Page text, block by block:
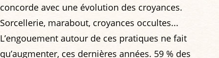
concorde avec une évolution des croyances.
Sorcellerie, marabout, croyances occultes...
L’engouement autour de ces pratiques ne fait
qu’augmenter, ces dernières années. 59 % des